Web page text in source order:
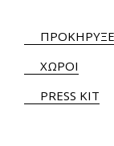
ΧΩΡΟΙ
PRESS KIT